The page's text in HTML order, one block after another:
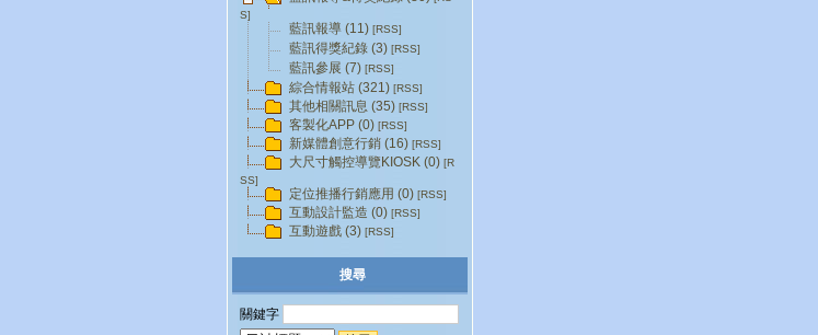
S]
藍訊報導 (11) [RSS]
藍訊得獎紀錄 (3) [RSS]
藍訊參展 (7) [RSS]
綜合情報站 (321) [RSS]
其他相關訊息 (35) [RSS]
客製化APP (0) [RSS]
新媒體創意行銷 (16) [RSS]
大尺寸觸控導覽KIOSK (0) [R
SS]
定位推播行銷應用 (0) [RSS]
互動設計監造 (0) [RSS]
互動遊戲 (3) [RSS]
搜尋
關鍵字